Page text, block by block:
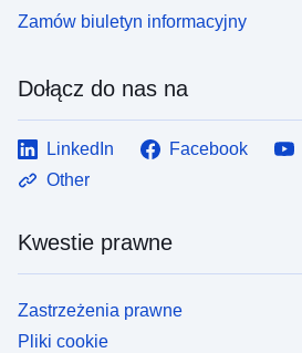
Zamów biuletyn informacyjny
Dołącz do nas na
LinkedIn Facebook
Other
Kwestie prawne
Zastrzeżenia prawne
Pliki cookie